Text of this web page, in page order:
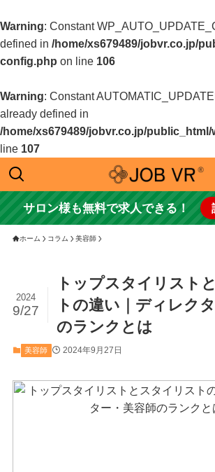
Warning: Constant
defined in /home/xs679489/jobvr.co.jp/
config.php on line 106
Warning: Constant
already defined in
/home/xs679489/jobvr.co.jp/
line 107
サロン様も無料で求人できる！
ホーム コラム 美容師
トップスタイリスト
トの違い｜ディレク
のランクとは
2024
9/27
美容師 2024年9月27日